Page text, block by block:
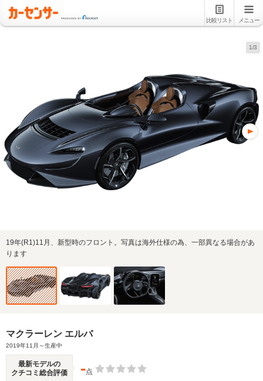
比較リスト メニュー
1/3
19年(R1)11月、新型時のフロント。写真は海外仕様の為、一部異なる場合があ
ります
マクラーレン エルバ
2019年11月～生産中
最新モデルの
クチコミ総合評価
-点